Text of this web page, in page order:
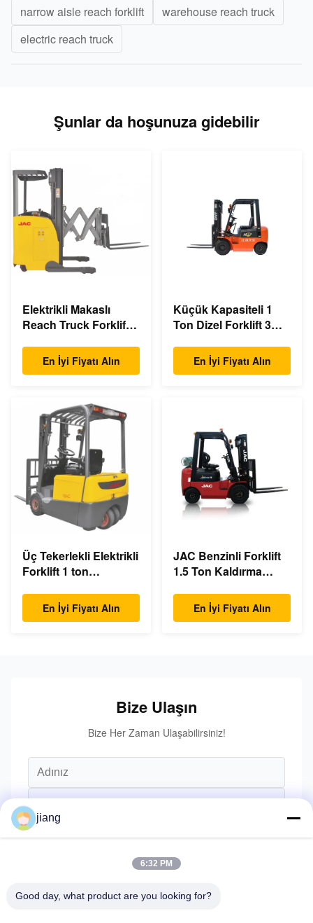
narrow aisle reach forklift
warehouse reach truck
electric reach truck
Şunlar da hoşunuza gidebilir
Elektrikli Makaslı
Reach Truck Forklift
Yük Kapasitesi
En İyi Fiyatı Alın
Küçük Kapasiteli 1
Ton Dizel Forklift 3m -
Yüksekliği Çevre
Dostu Tasarım
En İyi Fiyatı Alın
Üç Tekerlekli Elektrikli
Forklift 1 ton
Dönüş Yarıçapı
En İyi Fiyatı Alın
JAC Benzinli Forklift
1.5 Ton Kaldırma
Kaldırma Yüksekliği
En İyi Fiyatı Alın
Bize Ulaşın
Bize Her Zaman Ulaşabilirsiniz!
jiang
6:32 PM
Good day, what product are you looking for?